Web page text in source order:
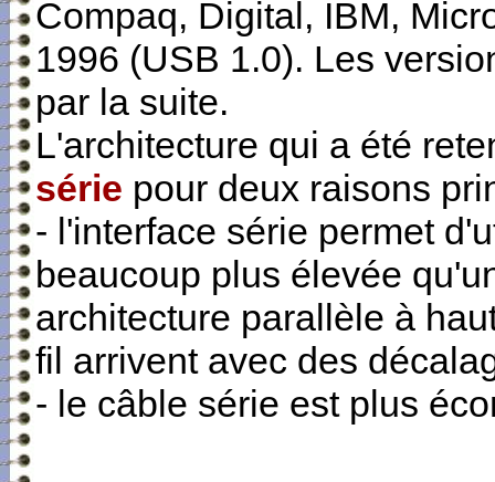
Compaq, Digital, IBM,
1996 (USB 1.0). Les
par la suite.
L'architecture qui a été
série pour deux raisons
- l'interface série permet
beaucoup plus élevée
architecture parallèle à
fil arrivent avec des
- le câble série est plus